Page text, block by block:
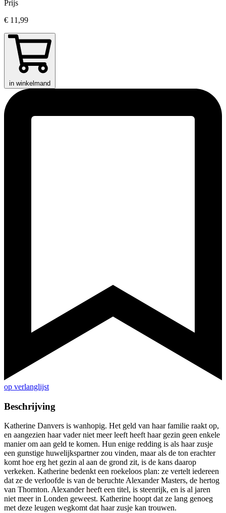
Prijs
€ 11,99
in winkelmand
op verlanglijst
Beschrijving
Katherine Danvers is wanhopig. Het geld van haar familie raakt op,
en aangezien haar vader niet meer leeft heeft haar gezin geen enkele
manier om aan geld te komen. Hun enige redding is als haar zusje
een gunstige huwelijkspartner zou vinden, maar als de ton erachter
komt hoe erg het gezin al aan de grond zit, is de kans daarop
verkeken. Katherine bedenkt een roekeloos plan: ze vertelt iedereen
dat ze de verloofde is van de beruchte Alexander Masters, de hertog
van Thornton. Alexander heeft een titel, is steenrijk, en is al jaren
niet meer in Londen geweest. Katherine hoopt dat ze lang genoeg
met deze leugen wegkomt dat haar zusje kan trouwen.